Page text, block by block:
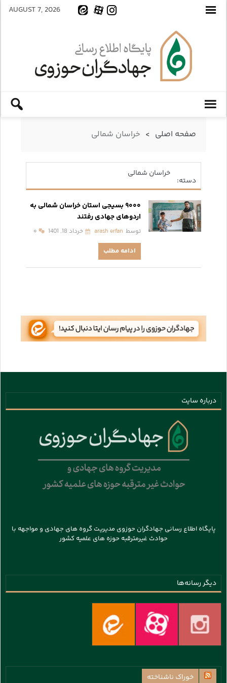
AUGUST 7, 2026
صفحه اصلی > خراسان شمالی
دسته:
خراسان شمالی
۹۰۰۰ بسیجی استان خراسان شمالی به
اردوهای جهادی رفتند
توسط arash erfan خرداد 18, 1401 ۰
ادامه مطلب
درباره سایت
پایگاه اطلاع رسانی جهادگران حوزوی مدیریت گروه های جهادی و مواجهه با
حوادث غیرمترقبه حوزه های علمیه کشور
دیگر رسانه‌ها
خوراک ناشناخته